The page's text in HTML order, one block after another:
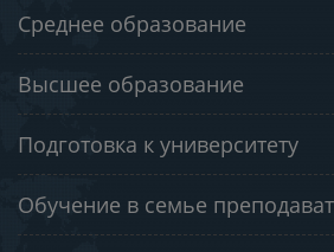
Среднее образование
Высшее образование
Подготовка к университету
Обучение в семье